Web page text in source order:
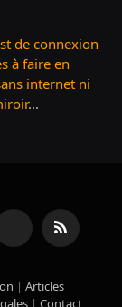
de connexion
à faire en
internet ni
...
TikTok RSS
| Articles
| Contact